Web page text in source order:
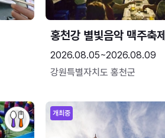
홍천강 별빛음악 맥주축제
2026.08.05~2026.08.09
강원특별자치도 홍천군
개최중